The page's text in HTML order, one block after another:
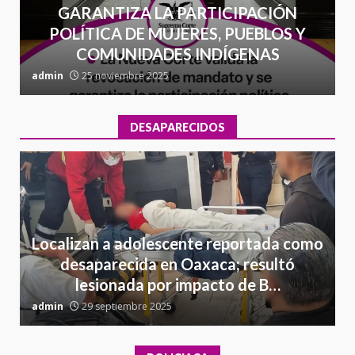
GARANTIZA LA PARTICIPACIÓN
POLÍTICA DE MUJERES, PUEBLOS Y
COMUNIDADES INDÍGENAS
admin 25 noviembre 2025
DESAPARECIDOS
Localizan a adolescente reportada como
desaparecida en Oaxaca; resultó
lesionada por impacto de B…
admin 29 septiembre 2025